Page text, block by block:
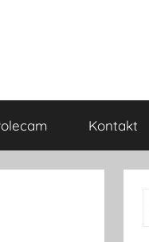
Polecam Kontakt